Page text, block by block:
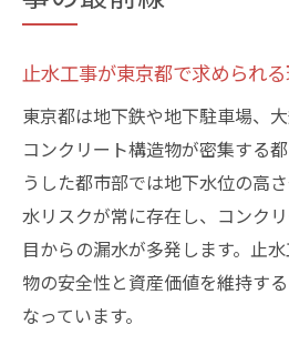
止水工事の成功に欠か
コンクリート止水工事
底解説
最新の止水工事技術が
止水工事の現場選定で
コンクリートの漏水状
法
コンクリートの漏水対策に
止水工事が東京都で求められ
東京都は地下鉄や地下駐車場、大
コンクリート構造物が密集する
うした都市部では地下水位の高
水リスクが常に存在し、コンク
目からの漏水が多発します。止
物の安全性と資産価値を維持す
なっています。